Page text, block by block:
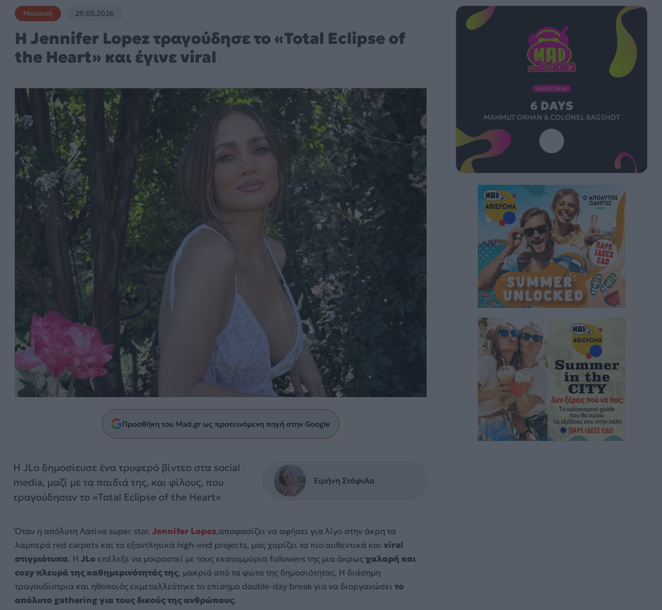
Μουσική 29.05.2026
Η Jennifer Lopez τραγούδησε το «Total Eclipse of
the Heart» και έγινε viral
Προσθήκη του Mad.gr ως προτεινόμενη πηγή στην Google
Η JLo δημοσίευσε ένα τρυφερό βίντεο στα social
media, μαζί με τα παιδιά της, και φίλους, που
τραγούδησαν το «Total Eclipse of the Heart»
Ειρήνη Στόφυλα
Όταν η απόλυτη Λατίνα super star, Jennifer Lopez,αποφασίζει να αφήσει για λίγο στην άκρη τα
λαμπερά red carpets και τα εξαντλητικά high-end projects, μας χαρίζει τα πιο αυθεντικά και viral
στιγμιότυπα. Η JLo επέλεξε να μοιραστεί με τους εκατομμύρια followers της μια άκρωςχαλαρή και
cozy πλευρά της καθημερινότητάς της, μακριά από τα φώτα της δημοσιότητας. Η διάσημη
τραγουδίστρια και ηθοποιός εκμεταλλεύτηκε το επίσημο double-day break για να διοργανώσει το
απόλυτο gathering για τους δικούς της ανθρώπους.
ΠΑΙΖΕΙ ΤΩΡΑ
6 DAYS
MAHMUT ORHAN & COLONEL BAGSHOT